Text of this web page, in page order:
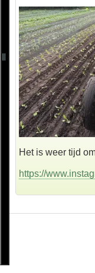
Het is weer tijd
https://